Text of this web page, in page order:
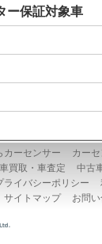
ー保証対象車
カーセンサー
カー
車買取・車査定
中古
ライバシーポリシー
サイトマップ
お問